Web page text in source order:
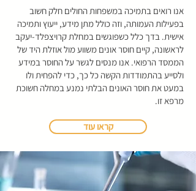
אנו רואים בתמיכה במשפחות החולים חלק חשוב
בפעילות העמותה, וזה כולל מתן מידע, ייעוץ ותמיכה
אישית. בדך כלל כשפוגשים במחלת קרויצפלד-יעקב
לראשונה, קיים חוסר אונים משווע מול אוזלת היד של
הממסד הרפואי. אנו מנסים לגשר על החוסר במידע
ולסייע בהתמודדות הקשה כל כך, כדי להפחית ולו
במעט את חוסר האונים הבלתי נמנע במחלה חשוכת
מרפא זו.
קראו עוד